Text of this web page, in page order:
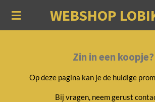
Ga
direct
WEBSHOP
Zin in een koopje?
Op deze pagina kan je de huidige
Bij vragen, neem gerust